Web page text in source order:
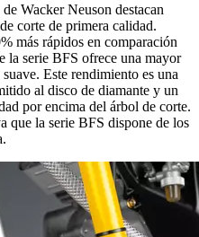
Wacker Neuson destacan
corte de primera calidad.
más rápidos en comparación
la serie BFS ofrece una mayor
Este rendimiento es una
al disco de diamante y un
por encima del árbol de corte.
que la serie BFS dispone de los